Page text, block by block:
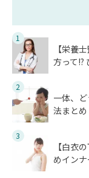
1
【栄養
方って!?
2
一体、
法まとめ
3
【白衣
めインナ